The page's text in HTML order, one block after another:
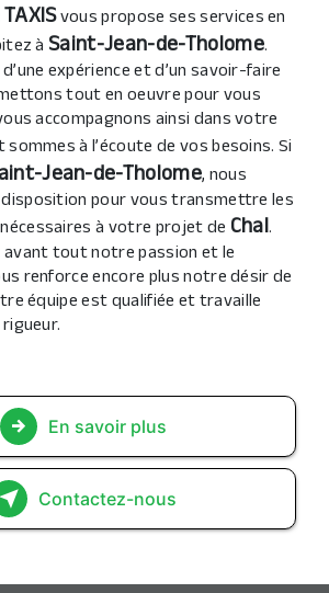
vous propose ses services en
à Saint-Jean-de-Tholome.
expérience et d’un savoir-faire
tout en oeuvre pour vous
accompagnons ainsi dans votre
à l’écoute de vos besoins. Si
Jean-de-Tholome, nous
pour vous transmettre les
à votre projet de Chal.
tout notre passion et le
renforce encore plus notre désir de
équipe est qualifiée et travaille
En savoir plus
Contactez-nous